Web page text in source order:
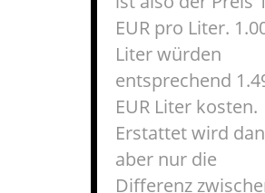
EUR pro Liter.
Liter würden
entsprechend
EUR Liter kosten.
Erstattet wird
aber nur die
Differenz